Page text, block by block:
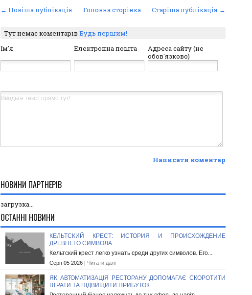
← Новіша публікація Старіша публікація →
Головна сторінка
Тут немає коментарів Будь першим!
Ім'я
Електронна пошта
Адреса сайту (не
обов'язково)
Написати коментар
НОВИНИ ПАРТНЕРІВ
загрузка...
ОСТАННІ НОВИНИ
КЕЛЬТСКИЙ КРЕСТ: ИСТОРИЯ И ПРОИСХОЖДЕНИЕ
ДРЕВНЕГО СИМВОЛА
Кельтский крест легко узнать среди других символов. Его...
Серп 05 2026 | Читати далі
ЯК АВТОМАТИЗАЦІЯ РЕСТОРАНУ ДОПОМАГАЄ СКОРОТИТИ
ВТРАТИ ТА ПІДВИЩИТИ ПРИБУТОК